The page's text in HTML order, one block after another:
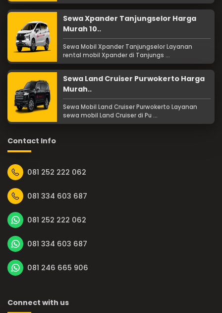
Sewa Xpander Tanjungselor Harga
Murah 10..
Sewa Mobil Xpander Tanjungselor Layanan
rental mobil Xpander di Tanjungs ...
Sewa Land Cruiser Purwokerto Harga
Murah..
Sewa Mobil Land Cruiser Purwokerto Layanan
sewa mobil Land Cruiser di Pu ...
Contact Info
081 252 222 062
081 334 603 687
081 252 222 062
081 334 603 687
081 246 665 906
Connect with us